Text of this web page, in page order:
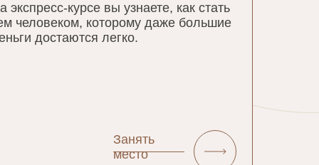
экспресс-курсе вы узнаете, как стать
человеком, которому даже большие
достаются легко.
Занять
место